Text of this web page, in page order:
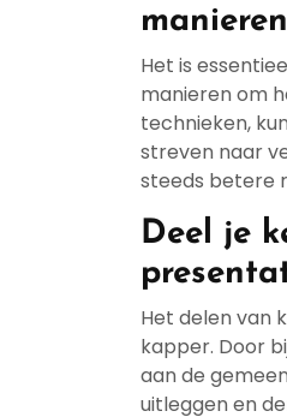
Het is
manieren om
technieken,
streven naar
steeds betere
Deel je
Het delen van
kapper. Door
aan de
uitleggen en